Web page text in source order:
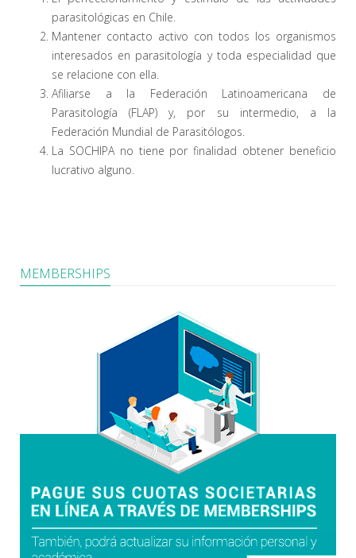
parasitológicas en Chile.
Mantener contacto activo con todos los organismos
interesados en parasitología y toda especialidad que
se relacione con ella.
Afiliarse a la Federación Latinoamericana de
Parasitología (FLAP) y, por su intermedio, a la
Federación Mundial de Parasitólogos.
La SOCHIPA no tiene por finalidad obtener beneficio
lucrativo alguno.
MEMBERSHIPS